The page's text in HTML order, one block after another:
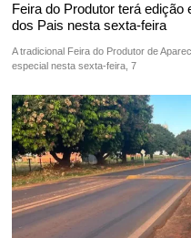
Feira do Produtor terá
dos Pais nesta sexta-feira
A tradicional Feira do Produtor de
especial nesta sexta-feira, 7